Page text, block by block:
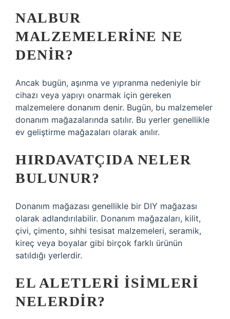
NALBUR
MALZEMELERINE NE
DENIR?
Ancak bugün, aşınma ve yıpranma nedeniyle bir
cihazı veya yapıyı onarmak için gereken
malzemelere donanım denir. Bugün, bu malzemeler
donanım mağazalarında satılır. Bu yerler genellikle
ev geliştirme mağazaları olarak anılır.
HIRDAVATÇIDA NELER
BULUNUR?
Donanım mağazası genellikle bir DIY mağazası
olarak adlandırılabilir. Donanım mağazaları, kilit,
çivi, çimento, sıhhi tesisat malzemeleri, seramik,
kireç veya boyalar gibi birçok farklı ürünün
satıldığı yerlerdir.
EL ALETLERI ISIMLERI
NELERDIR?